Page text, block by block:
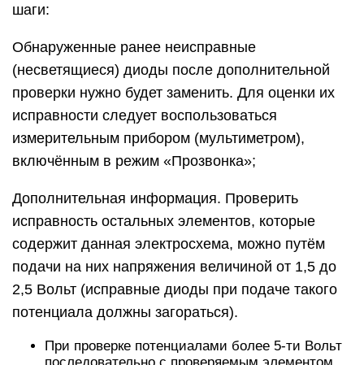
шаги:
Обнаруженные ранее неисправные
(несветящиеся) диоды после дополнительной
проверки нужно будет заменить. Для оценки их
исправности следует воспользоваться
измерительным прибором (мультиметром),
включённым в режим «Прозвонка»;
Дополнительная информация. Проверить
исправность остальных элементов, которые
содержит данная электросхема, можно путём
подачи на них напряжения величиной от 1,5 до
2,5 Вольт (исправные диоды при подаче такого
потенциала должны загораться).
При проверке потенциалами более 5-ти Вольт